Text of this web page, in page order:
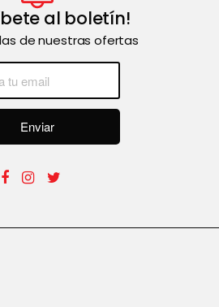
al boletín!
de nuestras ofertas
Enviar